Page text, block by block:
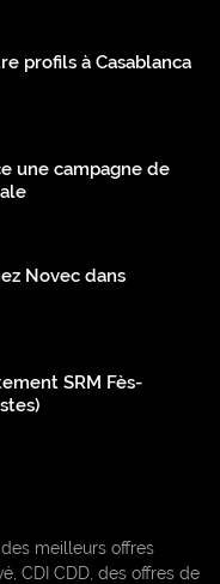
profils à Casablanca
une campagne de
Novec dans
SRM Fès-
meilleurs offres
CDI CDD, des offres de